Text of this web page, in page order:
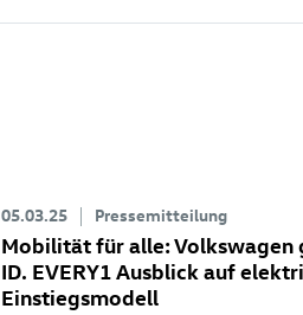
05.03.25 Pressemitteilung
Mobilität für alle:
ID. EVERY1 Ausblick auf
Einstiegsmodell